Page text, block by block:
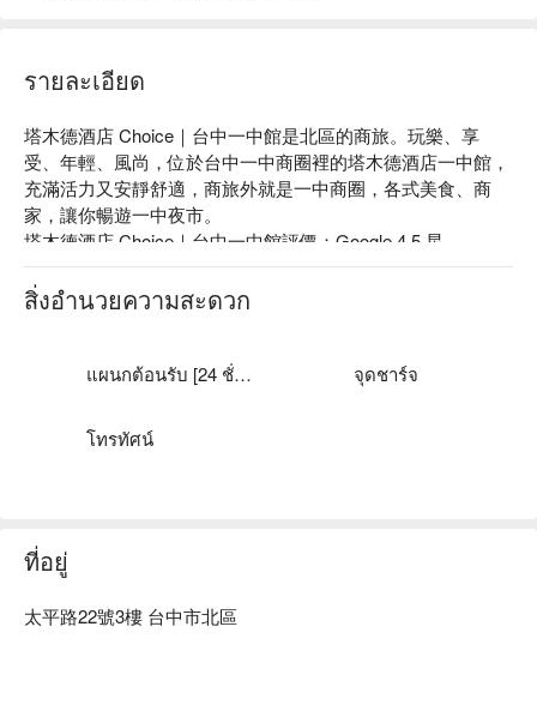
รายละเอียด
塔木德酒店 Choice｜台中一中館是北區的商旅。玩樂、享
受、年輕、風尚，位於台中一中商圈裡的塔木德酒店一中館，
充滿活力又安靜舒適，商旅外就是一中商圈，各式美食、商
家，讓你暢遊一中夜市。
塔木德酒店 Choice｜台中一中館評價：Google 4.5 星
塔木德酒店 Choice｜台中一中館推薦：位於熱鬧的一中商圈
內，卻有著與周遭截然不同氣息的商旅，安靜舒適的氛圍，讓
台中一中館住宿方案、塔木德酒店 Choice｜台中一中館休息
สิ่งอำนวยความสะดวก
แผนกต้อนรับ [24 ชั่วโมง] จุดชาร์จ
โทรทัศน์
ที่อยู่
太平路22號3樓 台中市北區